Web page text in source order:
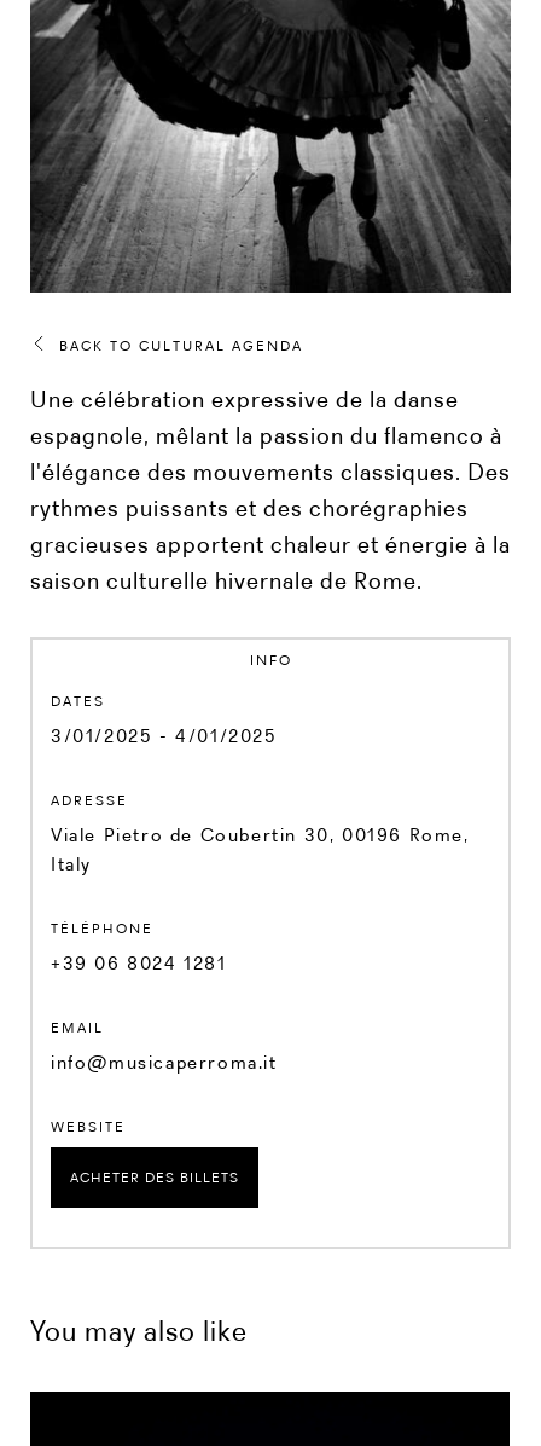
BACK TO CULTURAL AGENDA
Une célébration expressive de la danse
espagnole, mêlant la passion du flamenco à
l'élégance des mouvements classiques. Des
rythmes puissants et des chorégraphies
gracieuses apportent chaleur et énergie à la
saison culturelle hivernale de Rome.
INFO
DATES
3/01/2025 - 4/01/2025
ADRESSE
Viale Pietro de Coubertin 30, 00196 Rome,
Italy
TÉLÉPHONE
+39 06 8024 1281
EMAIL
info@musicaperroma.it
WEBSITE
ACHETER DES BILLETS
You may also like